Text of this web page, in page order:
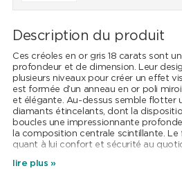
Description du produit
Ces créoles en or gris 18 carats sont
profondeur et de dimension. Leur
plusieurs niveaux pour créer un effet
est formée d’un anneau en or poli
et élégante. Au-dessus semble flotter
diamants étincelants, dont la
boucles une impressionnante
la composition centrale scintillante. Le
quant à lui confort et sécurité au
Un bijou raffiné qui encadre le visage
lire plus »